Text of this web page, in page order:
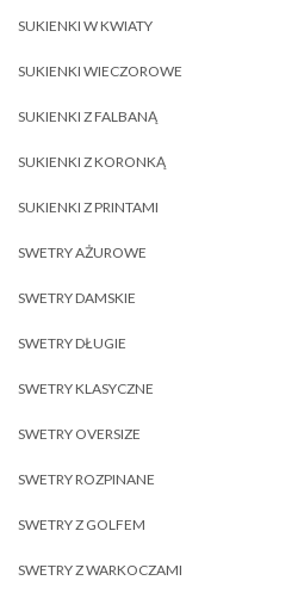
SUKIENKI W KWIATY
SUKIENKI WIECZOROWE
SUKIENKI Z FALBANĄ
SUKIENKI Z KORONKĄ
SUKIENKI Z PRINTAMI
SWETRY AŻUROWE
SWETRY DAMSKIE
SWETRY DŁUGIE
SWETRY KLASYCZNE
SWETRY OVERSIZE
SWETRY ROZPINANE
SWETRY Z GOLFEM
SWETRY Z WARKOCZAMI